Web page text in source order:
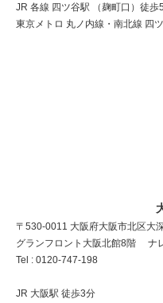
JR 各線 四ツ谷駅 （麹町口）徒歩
東京メトロ 丸ノ内線・南北線 四
〒530-0011 大阪府大阪市北区大
グランフロント大阪北館8階 ナ
Tel : 0120-747-198
JR 大阪駅 徒歩3分